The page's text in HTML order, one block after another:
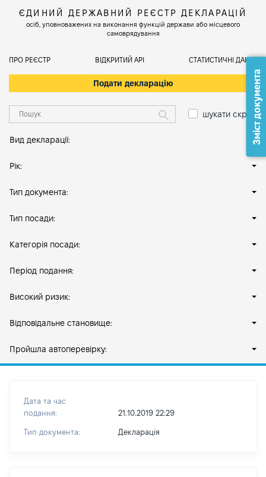
ЄДИНИЙ ДЕРЖАВНИЙ РЕЄСТР ДЕКЛАРАЦІЙ
осіб, уповноважених на виконання функцій держави або місцевого
самоврядування
ПРО РЕЄСТР ВІДКРИТИЙ АРІ СТАТИСТИЧНІ ДАНІ
Подати декларацію
шукати скрізь
Вид декларації:
Рік:
Тип документа:
Тип посади:
Категорія посади:
Період подання:
Високий ризик:
Відповідальне становище:
Пройшла автоперевірку:
Дата та час
подання:
21.10.2019 22:29
Тип документа: Декларація
Зміст документа